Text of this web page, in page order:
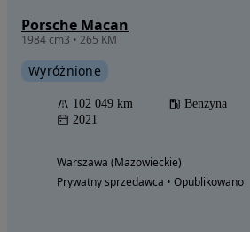
Porsche Macan
1984 cm3 • 265 KM
Wyróżnione
102 049 km Benzyna
2021
Warszawa (Mazowieckie)
Prywatny sprzedawca • Opublikowano